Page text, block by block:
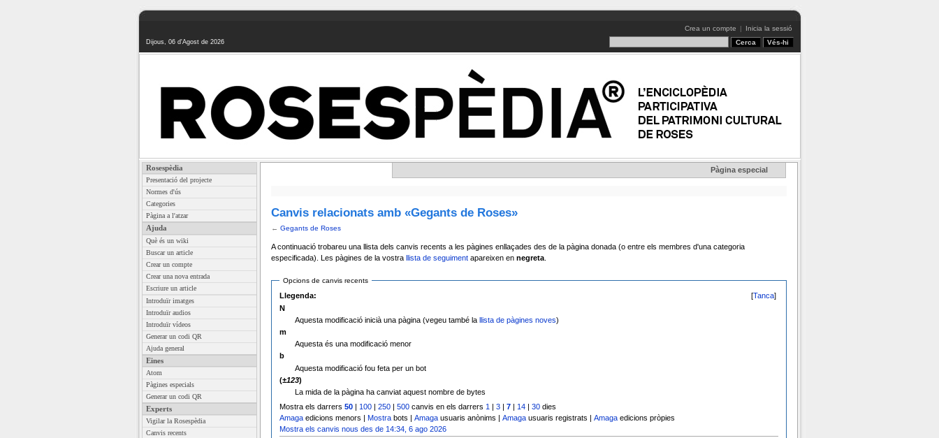
Dijous, 06 d'Agost de 2026
Crea un compte | Inicia la sessió
Rosespèdia
Presentació del projecte
Normes d'ús
Categories
Pàgina a l'atzar
Ajuda
Què és un wiki
Buscar un article
Crear un compte
Crear una nova entrada
Escriure un article
Introduïr imatges
Introduïr audios
Introduïr vídeos
Generar un codi QR
Ajuda general
Eines
Atom
Pàgines especials
Generar un codi QR
Experts
Vigilar la Rosespèdia
Canvis recents
Pàgina especial
Canvis relacionats amb «Gegants de Roses»
← Gegants de Roses
A continuació trobareu una llista dels canvis recents a les pàgines enllaçades des de la pàgina donada (o entre els membres d'una categoria
especificada). Les pàgines de la vostra llista de seguimentapareixen en negreta.
Opcions de canvis recents
[Tanca]
Llegenda:
N
Aquesta modificació inicià una pàgina (vegeu també la llista de pàgines noves)
m
Aquesta és una modificació menor
b
Aquesta modificació fou feta per un bot
(±123)
La mida de la pàgina ha canviat aquest nombre de bytes
Mostra els darrers 50| 100| 250| 500canvis en els darrers 1 3| 7| 14| 30dies
Amagaedicions menors | Mostrabots | Amagausuaris anònims | Amagausuaris registrats | Amagaedicions pròpies
Mostra els canvis nous des de 14:34, 6 ago 2026